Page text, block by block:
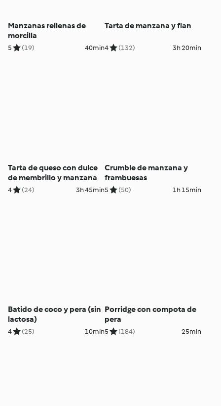
Manzanas rellenas de
morcilla
5 (19) 40min
Tarta de manzana y flan
4 (132) 3h 20min
Tarta de queso con dulce
de membrillo y manzana
4 (24) 3h 45min
Crumble de manzana y
frambuesas
5 (50) 1h 15min
Batido de coco y pera (sin
lactosa)
4 (25) 10min
Porridge con compota de
pera
5 (184) 25min